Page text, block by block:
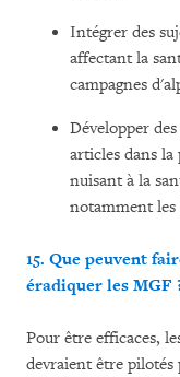
Intégrer des
affectant la
campagnes
Développer
articles dans la
nuisant à la
notamment les
15. Que peuvent
éradiquer les MGF
Pour être efficaces,
devraient être